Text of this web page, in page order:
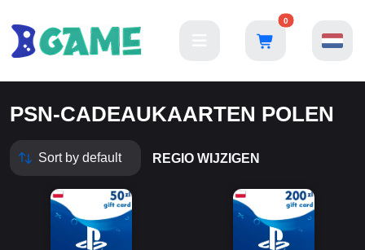
0
PSN-CADEAUKAARTEN POLEN
REGIO WIJZIGEN